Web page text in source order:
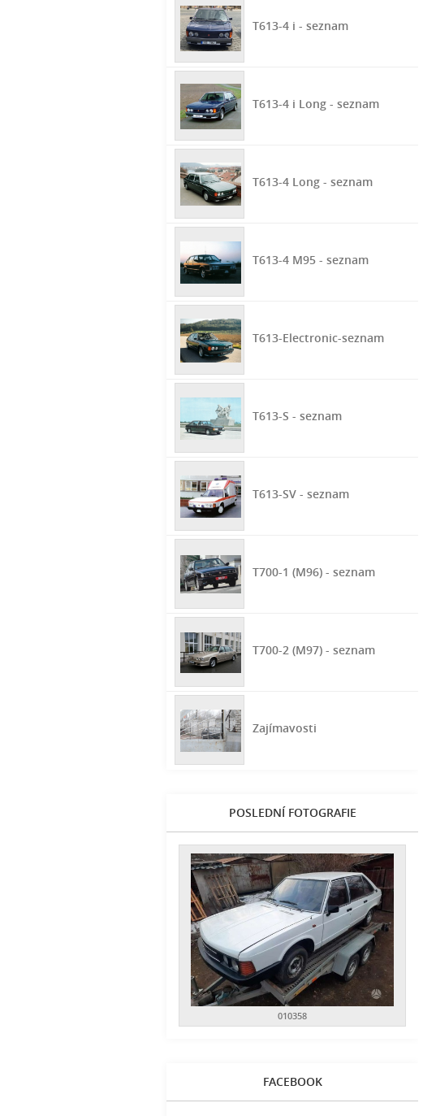
T613-4 i - seznam
T613-4 i Long - seznam
T613-4 Long - seznam
T613-4 M95 - seznam
T613-Electronic-seznam
T613-S - seznam
T613-SV - seznam
T700-1 (M96) - seznam
T700-2 (M97) - seznam
Zajímavosti
POSLEDNÍ FOTOGRAFIE
010358
FACEBOOK